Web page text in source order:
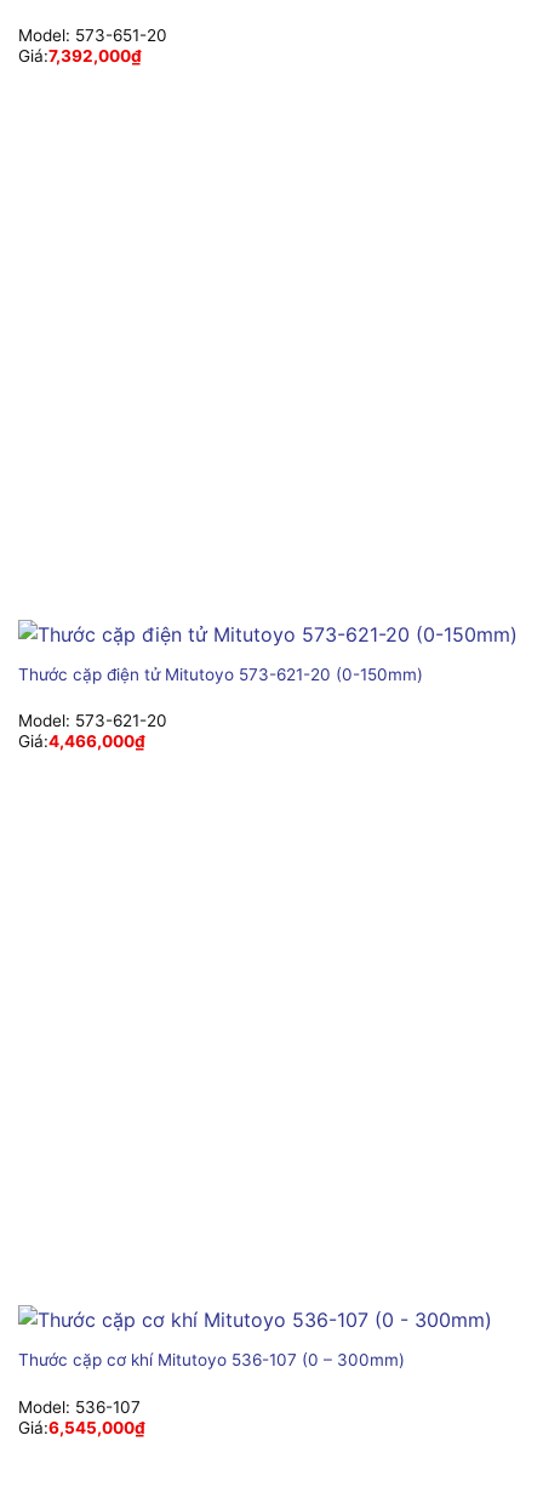
Model: 573-651-20
Giá:7,392,000₫
Thước cặp điện tử Mitutoyo 573-621-20 (0-150mm)
Model: 573-621-20
Giá:4,466,000₫
Thước cặp cơ khí Mitutoyo 536-107 (0 – 300mm)
Model: 536-107
Giá:6,545,000₫